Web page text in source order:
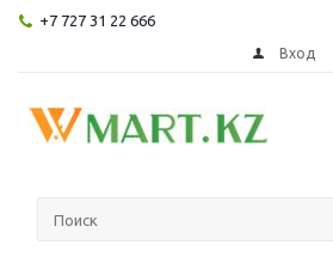
+7 727 31 22 666
Вход